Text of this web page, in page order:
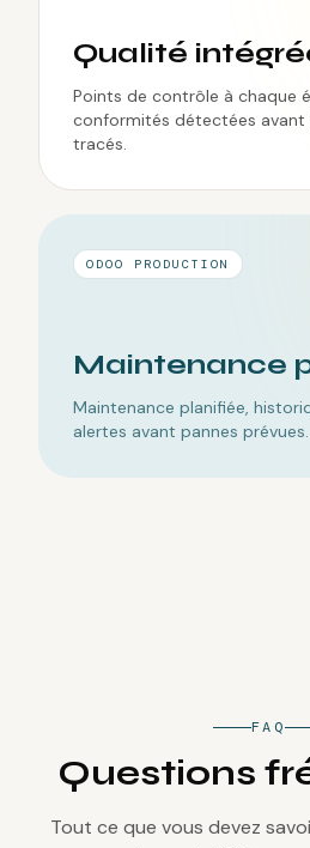
Qualité
Points de contrôle à chaque
conformités détectées avant
tracés.
ODOO PRODUCTION
Maintenance
Maintenance planifiée,
alertes avant pannes prévues.
FAQ
Questions
Tout ce que vous devez